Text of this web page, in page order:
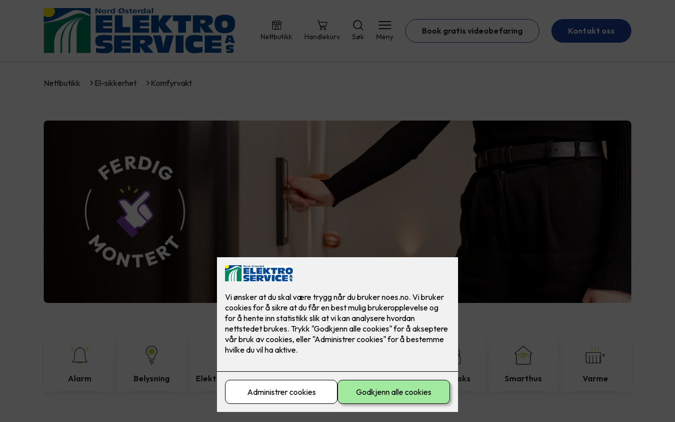
Nettbutikk Handlekurv Søk Meny
Book gratis videobefaring Kontakt oss
Nettbutikk El-sikkerhet Komfyrvakt
Alarm Belysning Elektromateriell El-sikkerhet Ferdig montert Ladeboks Smarthus Varme